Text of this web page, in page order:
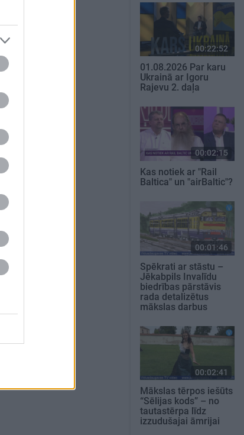
00:22:52
01.08.2026 Par karu
Ukrainā ar Igoru
Rajevu 2. daļa
00:02:15
Kas notiek ar "Rail
Baltica" un "airBaltic"?
00:01:46
Spēkrati ar stāstu –
Jēkabpils Invalīdu
biedrības pārstāvis
rada detalizētus
mākslas darbus
00:02:41
Mākslas tērpos iešūts
“Sēlijas kods” – no
tautastērpa līdz
izzudušajai āmrijai